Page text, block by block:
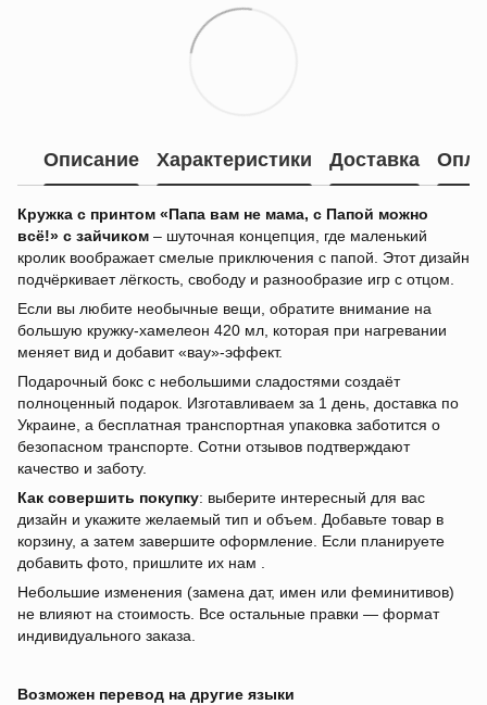
Описание Характеристики Доставка
Кружка с принтом «Папа вам не мама, с Папой можно
всё!» с зайчиком – шуточная концепция, где маленький
кролик воображает смелые приключения с папой. Этот дизайн
подчёркивает лёгкость, свободу и разнообразие игр с отцом.
Если вы любите необычные вещи, обратите внимание на
большую кружку-хамелеон 420 мл, которая при нагревании
меняет вид и добавит «вау»-эффект.
Подарочный бокс с небольшими сладостями создаёт
полноценный подарок. Изготавливаем за 1 день, доставка по
Украине, а бесплатная транспортная упаковка заботится о
безопасном транспорте. Сотни отзывов подтверждают
качество и заботу.
Как совершить покупку: выберите интересный для вас
дизайн и укажите желаемый тип и объем. Добавьте товар в
корзину, а затем завершите оформление. Если планируете
добавить фото, пришлите их нам .
Небольшие изменения (замена дат, имен или феминитивов)
не влияют на стоимость. Все остальные правки — формат
индивидуального заказа.
Возможен перевод на другие языки